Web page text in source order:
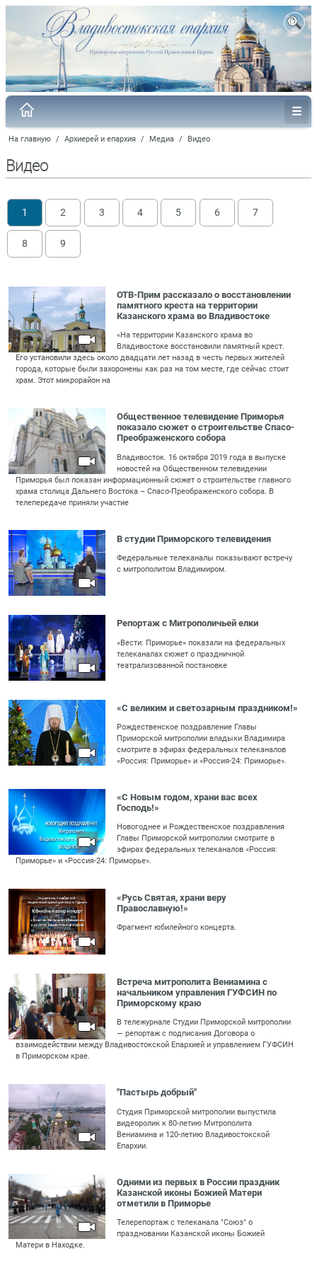
На главную / Архиерей и епархия / Медиа / Видео
Видео
1 2 3 4 5 6 7
8 9
ОТВ-Прим рассказало о восстановлении
памятного креста на территории
Казанского храма во Владивостоке
«На территории Казанского храма во
Владивостоке восстановили памятный крест.
Его установили здесь около двадцати лет назад в честь первых жителей
города, которые были захоронены как раз на том месте, где сейчас стоит
храм. Этот микрорайон на
Общественное телевидение Приморья
показало сюжет о строительстве Спасо-
Преображенского собора
Владивосток. 16 октября 2019 года в выпуске
новостей на Общественном телевидении
Приморья был показан информационный сюжет о строительстве главного
храма столица Дальнего Востока – Спасо-Преображенского собора. В
телепередаче приняли участие
В студии Приморского телевидения
Федеральные телеканалы показывают встречу
с митрополитом Владимиром.
Репортаж с Митрополичьей елки
«Вести: Приморье» показали на федеральных
телеканалах сюжет о праздничной
театрализованной постановке
«С великим и светозарным праздником!»
Рождественское поздравление Главы
Приморской митрополии владыки Владимира
смотрите в эфирах федеральных телеканалов
«Россия: Приморье» и «Россия-24: Приморье».
«С Новым годом, храни вас всех
Господь!»
Новогоднее и Рождественское поздравления
Главы Приморской митрополии смотрите в
эфирах федеральных телеканалов «Россия:
Приморье» и «Россия-24: Приморье».
«Русь Святая, храни веру
Православную!»
Фрагмент юбилейного концерта.
Встреча митрополита Вениамина с
начальником управления ГУФСИН по
Приморскому краю
В тележурнале Студии Приморской митрополии
— репортаж с подписания Договора о
взаимодействии между Владивостокской Епархией и управлением ГУФСИН
в Приморском крае.
"Пастырь добрый"
Студия Приморской митрополии выпустила
видеоролик к 80-летию Митрополита
Вениамина и 120-летию Владивостокской
Епархии.
Одними из первых в России праздник
Казанской иконы Божией Матери
отметили в Приморье
Телерепортаж с телеканала "Союз" о
праздновании Казанской иконы Божией
Матери в Находке.